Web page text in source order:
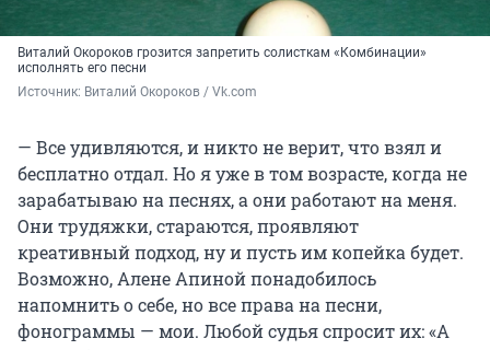
Виталий Окороков грозится запретить солисткам «Комбинации»
исполнять его песни
Источник: Виталий Окороков / Vk.com
— Все удивляются, и никто не верит, что взял и
бесплатно отдал. Но я уже в том возрасте, когда не
зарабатываю на песнях, а они работают на меня.
Они трудяжки, стараются, проявляют
креативный подход, ну и пусть им копейка будет.
Возможно, Алене Апиной понадобилось
напомнить о себе, но все права на песни,
фонограммы — мои. Любой судья спросит их: «А